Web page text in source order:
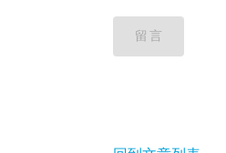
留言